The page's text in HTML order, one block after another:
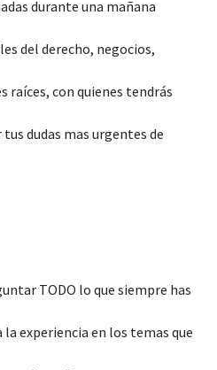
durante una mañana
del derecho, negocios,
raíces, con quienes tendrás
dudas mas urgentes de
TODO lo que siempre has
experiencia en los temas que